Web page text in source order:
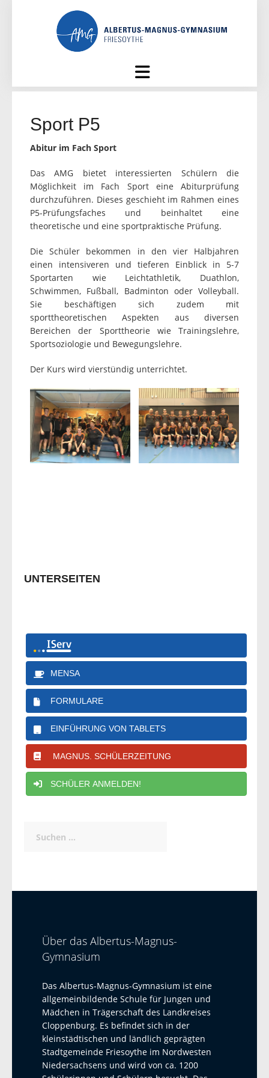
Sport P5
Abitur im Fach Sport
Das AMG bietet interessierten Schülern die
Möglichkeit im Fach Sport eine Abiturprüfung
durchzuführen. Dieses geschieht im Rahmen eines
P5-Prüfungsfaches und beinhaltet eine
theoretische und eine sportpraktische Prüfung.
Die Schüler bekommen in den vier Halbjahren
einen intensiveren und tieferen Einblick in 5-7
Sportarten wie Leichtathletik, Duathlon,
Schwimmen, Fußball, Badminton oder Volleyball.
Sie beschäftigen sich zudem mit
sporttheoretischen Aspekten aus diversen
Bereichen der Sporttheorie wie Trainingslehre,
Sportsoziologie und Bewegungslehre.
Der Kurs wird vierstündig unterrichtet.
UNTERSEITEN
MENSA
FORMULARE
EINFÜHRUNG VON TABLETS
MAGNUS. SCHÜLERZEITUNG
SCHÜLER ANMELDEN!
nach:
Über das Albertus-Magnus-
Gymnasium
Das Albertus-Magnus-Gymnasium ist eine
allgemeinbildende Schule für Jungen und
Mädchen in Trägerschaft des Landkreises
Cloppenburg. Es befindet sich in der
kleinstädtischen und ländlich geprägten
Stadtgemeinde Friesoythe im Nordwesten
Niedersachsens und wird von ca. 1200